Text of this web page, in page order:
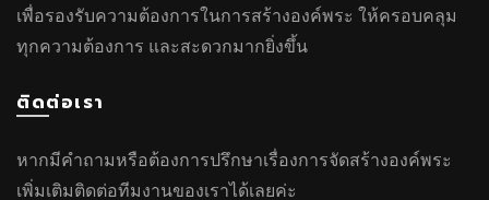
เพื่อรองรับความต้องการในการสร้างองค์พระ ให้ครอบคลุม
ทุกความต้องการ และสะดวกมากยิ่งขึ้น
ติดต่อเรา
หากมีคำถามหรือต้องการปรึกษาเรื่องการจัดสร้างองค์พระ
เพิ่มเติมติดต่อทีมงานของเราได้เลยค่ะ